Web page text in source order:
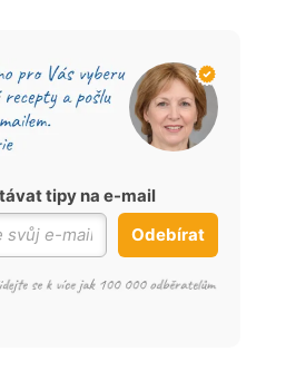
tipy na e-mail
Odebírat